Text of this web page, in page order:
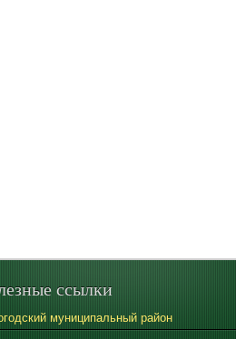
ссылки
муниципальный район